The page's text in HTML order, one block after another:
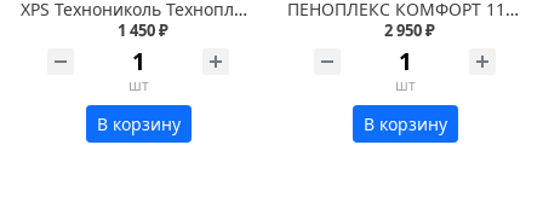
XPS Технониколь Техноплекс 1180х580х50 мм
1 450 ₽
шт
В корзину
ПЕНОПЛЕКС КОМФОРТ 1185x585x100 (2,7729м2)(0,2772м3)
2 950 ₽
шт
В корзину